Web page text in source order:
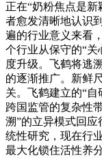
正在“奶粉焦点是
者愈发清晰地认识
遍的行业意义来看
个行业从保守的“关
度升级。飞鹤将逃
的逐渐推广。新鲜
关。飞鹤建立的“自
跨国监管的复杂性
溯”的立异模式回
统性研究，现在行
最大化锁住活性养